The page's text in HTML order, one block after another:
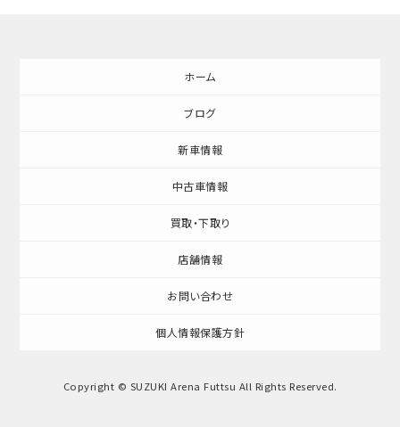
ホーム
ブログ
新車情報
中古車情報
買取・下取り
店舗情報
お問い合わせ
個人情報保護方針
Copyright © SUZUKI Arena Futtsu All Rights Reserved.